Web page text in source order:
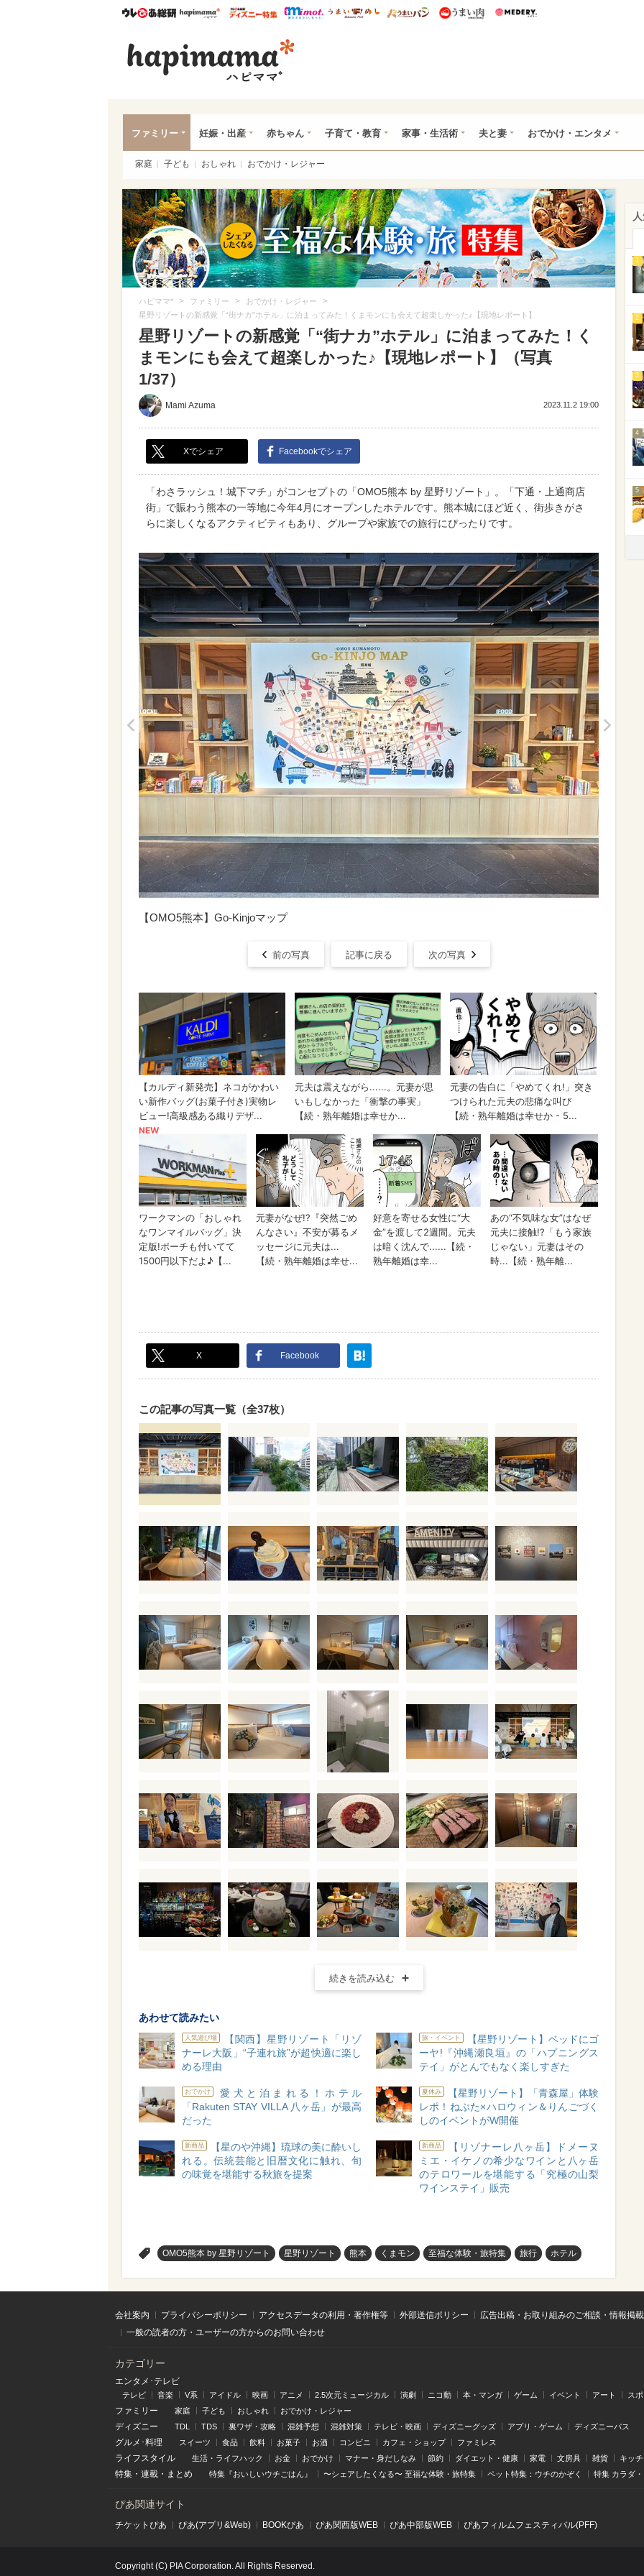
ウレぴあ総研ハピママ* ウレぴあ総研 ディズニー特集
mimot. うまいめし うまいパン うまい肉
ファミリー 妊娠・出産 赤ちゃん 子育て・教育 家事・生活術 夫と妻 おでかけ・エンタメ
家庭 子ども おしゃれ おでかけ・レジャー
ハピママ* > ファミリー > おでかけ・レジャー >
星野リゾートの新感覚「“街ナカ”ホテル」に泊まってみた！くまモンにも会えて超楽しかった♪【現地レポート】
星野リゾートの新感覚「“街ナカ”ホテル」に泊まってみた！く
まモンにも会えて超楽しかった♪【現地レポート】（写真
1/37）
Mami Azuma 2023.11.2 19:00
Xでシェア Facebookでシェア
「わさラッシュ！城下マチ」がコンセプトの「OMO5熊本 by 星野リゾート」。「下通・上通商店
街」で賑わう熊本の一等地に今年4月にオープンしたホテルです。熊本城にほど近く、街歩きがさ
らに楽しくなるアクティビティもあり、グループや家族での旅行にぴったりです。
【OMO5熊本】Go-Kinjoマップ
前の写真 記事に戻る 次の写真
X Facebook
この記事の写真一覧（全37枚）
続きを読み込む
あわせて読みたい
人気遊び場
【関西】星野リゾート「リゾ
ナーレ大阪」“子連れ旅”が超快適に楽し
める理由
旅・イベント
【星野リゾート】ベッドにゴ
ーヤ!『沖縄瀬良垣』の「ハプニングス
テイ」がとんでもなく楽しすぎた
おでかけ
愛犬と泊まれる！ホテル
「Rakuten STAY VILLA 八ヶ岳」が最高
だった
夏休み
【星野リゾート】「青森屋」体験
レポ！ねぶた×ハロウィン＆りんごづく
しのイベントがW開催
新商品
【星のや沖縄】琉球の美に酔いし
れる。伝統芸能と旧暦文化に触れ、旬
の味覚を堪能する秋旅を提案
新商品
【リゾナーレ八ヶ岳】ドメーヌ
ミエ・イケノの希少なワインと八ヶ岳
のテロワールを堪能する「究極の山梨
ワインステイ」販売
OMO5熊本 by 星野リゾート 星野リゾート 熊本 くまモン 至福な体験・旅特集 旅行 ホテル
1
2
3
4
5
会社案内 プライバシーポリシー アクセスデータの利用・著作権等 外部送信ポリシー
広告出稿・お取り組みのご相談・情報掲
一般の読者の方・ユーザーの方からのお問い合わせ
カテゴリー
エンタメ･テレビ
テレビ 音楽 V系 アイドル 映画 アニメ 2.5次元ミュージカル 演劇 ニコ動 本・マンガ ゲーム イベント アート ス
ファミリー 家庭 子ども おしゃれ おでかけ・レジャー
ディズニー TDL TDS 裏ワザ・攻略 混雑予想 混雑対策 テレビ・映画 ディズニーグッズ アプリ・ゲーム ディズニーパス
グルメ･料理 スイーツ 食品 飲料 お菓子 お酒 コンビニ カフェ・ショップ ファミレス
ライフスタイル 生活・ライフハック お金 おでかけ マナー・身だしなみ 節約 ダイエット・健康 家電 文房具 雑貨 キッ
特集 ・ 連載 ・ まとめ 特集『おいしいウチごはん』 〜シェアしたくなる〜 至福な体験・旅特集 ペット特集：ウチのかぞく 特集 カラダ
ぴあ関連サイト
チケットぴあ ぴあ(アプリ&Web) BOOKぴあ ぴあ関⻄版WEB ぴあ中部版WEB ぴあフィルムフェスティバル(PFF)
Copyright (C) PIA Corporation. All Rights Reserved.